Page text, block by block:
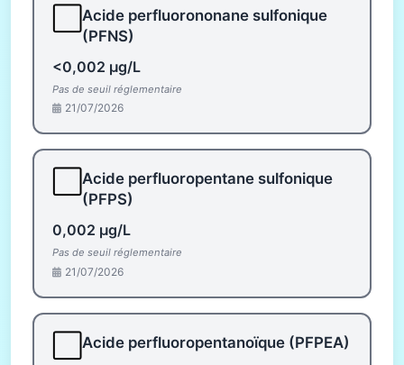
Acide perfluorononane sulfonique
(PFNS)
<0,002 µg/L
Pas de seuil réglementaire
21/07/2026
Acide perfluoropentane sulfonique
(PFPS)
0,002 µg/L
Pas de seuil réglementaire
21/07/2026
Acide perfluoropentanoïque (PFPEA)